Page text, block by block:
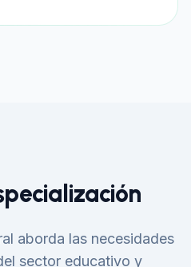
aborda las necesidades
sector educativo y